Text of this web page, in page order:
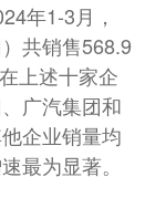
年1-3月，
共销售568.9
上述十家企
广汽集团和
企业销量均
最为显著。